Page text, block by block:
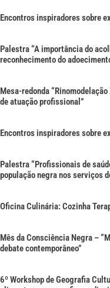
Encontros inspiradores sobre
Palestra “A importância do
reconhecimento do
Mesa-redonda
de atuação profissional”
Encontros inspiradores sobre
Palestra “Profissionais de
população negra nos serviços
Oficina Culinária: Cozinha
Mês da Consciência Negra –
debate contemporâneo”
6º Workshop de Geografia